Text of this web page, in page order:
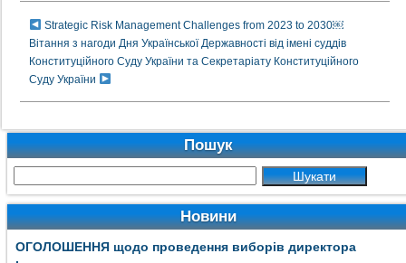
Strategic Risk Management Challenges from 2023 to 2030￼
Вітання з нагоди Дня Української Державності від імені суддів
Конституційного Суду України та Секретаріату Конституційного
Суду України
Пошук
Новини
ОГОЛОШЕННЯ щодо проведення виборів директора